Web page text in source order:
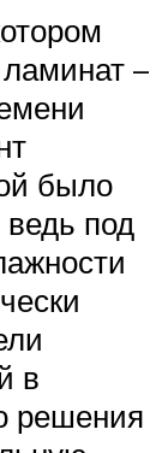
–
было
ведь под
в
решения